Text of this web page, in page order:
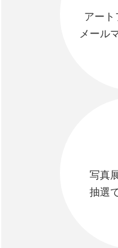
アート
メール
写真
抽選